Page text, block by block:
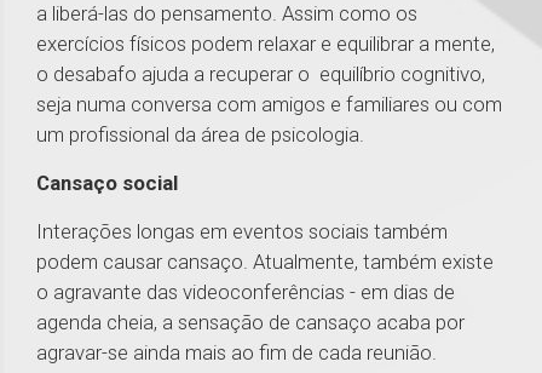
a liberá-las do pensamento. Assim como os
exercícios físicos podem relaxar e equilibrar a mente,
o desabafo ajuda a recuperar o equilíbrio cognitivo,
seja numa conversa com amigos e familiares ou com
um profissional da área de psicologia.
Cansaço social
Interações longas em eventos sociais também
podem causar cansaço. Atualmente, também existe
o agravante das videoconferências - em dias de
agenda cheia, a sensação de cansaço acaba por
agravar-se ainda mais ao fim de cada reunião.